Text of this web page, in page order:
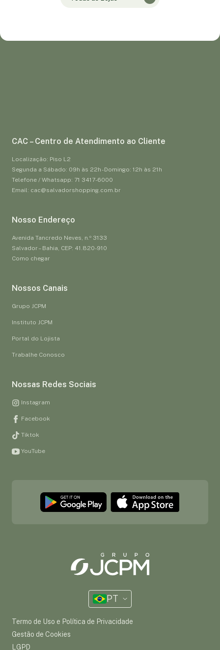
CAC – Centro de Atendimento ao Cliente
Localização: Piso L2
Segunda a Sábado: 09h às 22h - Domingo: 12h às 21h
Telefone / Whatsapp: 71 3417-6000
Email: cac@salvadorshopping.com.br
Nosso Endereço
Avenida Tancredo Neves, n.º 3133
Salvador – Bahia, CEP: 41.820-910
Como chegar
Nossos Canais
Grupo JCPM
Instituto JCPM
Portal do Lojista
Trabalhe Conosco
Nossas Redes Sociais
Instagram
Facebook
Tiktok
YouTube
PT
Termo de Uso e Política de Privacidade
Gestão de Cookies
LGPD